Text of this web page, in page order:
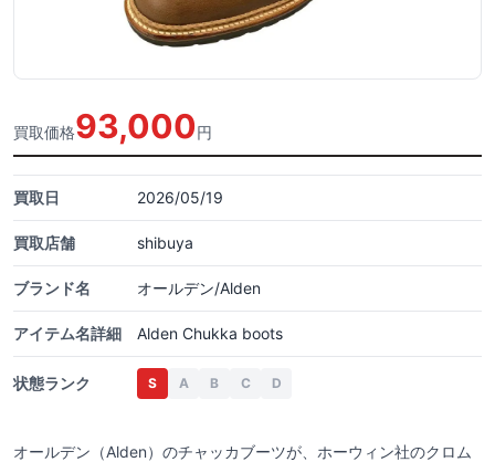
買取価格93,000円
買取日 2026/05/19
買取店舗 shibuya
ブランド名 オールデン/Alden
アイテム名詳細 Alden Chukka boots
状態ランク S A B C D
オールデン（Alden）のチャッカブーツが、ホーウィン社のクロム